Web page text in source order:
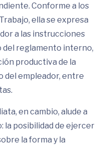
Conforme a los
ella se expresa
a las instrucciones
del reglamento interno,
productiva de la
del empleador, entre
en cambio, alude a
posibilidad de ejercer
la forma y la